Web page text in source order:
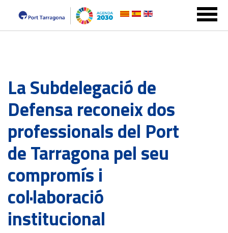
La Subdelegació de
Defensa reconeix dos
professionals del Port
de Tarragona pel seu
compromís i
col·laboració
institucional